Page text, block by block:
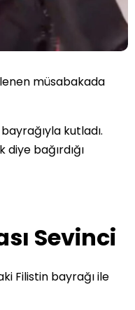
müsabakada
kutladı.
diye bağırdığı
Sevinci
Filistin bayrağı ile
Perde! Karşınızda
ilk Türkçe
Topluluğu;